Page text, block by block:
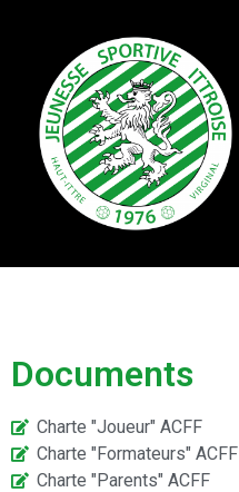
Documents
Charte "Joueur" ACFF
Charte "Formateurs" ACFF
Charte "Parents" ACFF